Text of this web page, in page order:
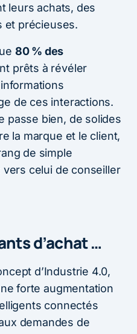
leurs achats, des
et précieuses.
80 % des
prêts à révéler
de ces interactions.
passe bien, de solides
la marque et le client,
de simple
celui de conseiller
d’achat …
d’Industrie 4.0,
forte augmentation
connectés
demandes de